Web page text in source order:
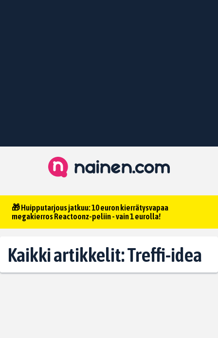
🎁 Huipputarjous jatkuu: 10 euron kierrätysvapaa
megakierros Reactoonz-peliin - vain 1 eurolla!
Kaikki artikkelit: Treffi-idea